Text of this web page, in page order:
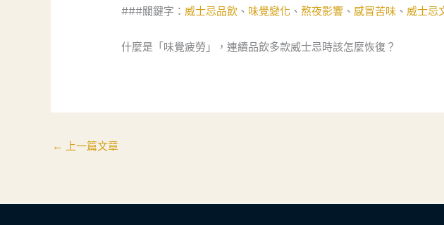
###關鍵字： 威士忌品飲 、 味覺變化 、熬夜影響 、 感冒苦味 、 威士忌
什麼是「味覺疲勞」，連續品飲多款威士忌時該怎麼恢復？
← 上一篇文章